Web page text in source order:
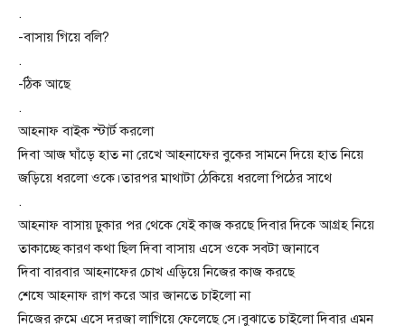
.
-বাসায় গিয়ে বলি?
.
-ঠিক আছে
.
আহনাফ বাইক স্টার্ট করলো
দিবা আজ ঘাঁড়ে হাত না রেখে আহনাফের বুকের সামনে দিয়ে হাত নিয়ে
জড়িয়ে ধরলো ওকে।তারপর মাথাটা ঠেকিয়ে ধরলো পিঠের সাথে
.
আহনাফ বাসায় ঢুকার পর থেকে যেই কাজ করছে দিবার দিকে আগ্রহ নিয়ে
তাকাচ্ছে কারণ কথা ছিল দিবা বাসায় এসে ওকে সবটা জানাবে
দিবা বারবার আহনাফের চোখ এড়িয়ে নিজের কাজ করছে
শেষে আহনাফ রাগ করে আর জানতে চাইলো না
নিজের রুমে এসে দরজা লাগিয়ে ফেলেছে সে।বুঝাতে চাইলো দিবার এমন